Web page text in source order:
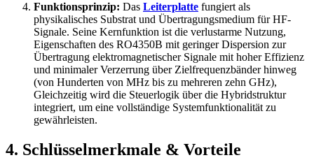
Funktionsprinzip: Das Leiterplatte fungiert als
physikalisches Substrat und Übertragungsmedium für HF-
Signale. Seine Kernfunktion ist die verlustarme Nutzung,
Eigenschaften des RO4350B mit geringer Dispersion zur
Übertragung elektromagnetischer Signale mit hoher Effizienz
und minimaler Verzerrung über Zielfrequenzbänder hinweg
(von Hunderten von MHz bis zu mehreren zehn GHz),
Gleichzeitig wird die Steuerlogik über die Hybridstruktur
integriert, um eine vollständige Systemfunktionalität zu
gewährleisten.
4. Schlüsselmerkmale & Vorteile